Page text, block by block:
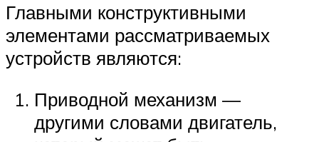
Главными конструктивными
элементами рассматриваемых
устройств являются:
Приводной механизм —
другими словами двигатель,